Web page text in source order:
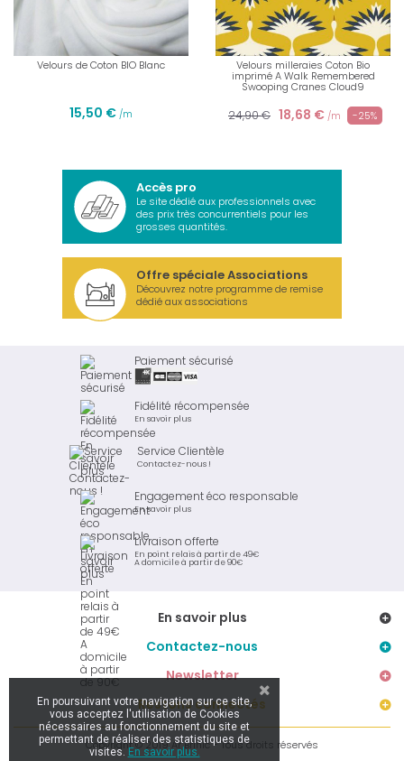
Velours de Coton BIO Blanc
15,50 € /m
Velours milleraies Coton Bio
imprimé A Walk Remembered
Swooping Cranes Cloud9
24,90 € 18,68 € /m -25%
Accès pro
Le site dédié aux professionnels avec
des prix très concurrentiels pour les
grosses quantités.
Offre spéciale Associations
Découvrez notre programme de remise
dédié aux associations
Paiement sécurisé
Fidélité récompensée
En savoir plus
Service Clientèle
Contactez-nous !
Engagement éco responsable
En savoir plus
Livraison offerte
En point relais à partir de 49€
A domicile à partir de 90€
En savoir plus
Contactez-nous
Newsletter
Restons connectés
Copyright © 2019 Ar Brinic - Tous droits réservés
En poursuivant votre navigation sur ce site,
vous acceptez l'utilisation de Cookies
nécessaires au fonctionnement du site et
permettant de réaliser des statistiques de
visites. En savoir plus.